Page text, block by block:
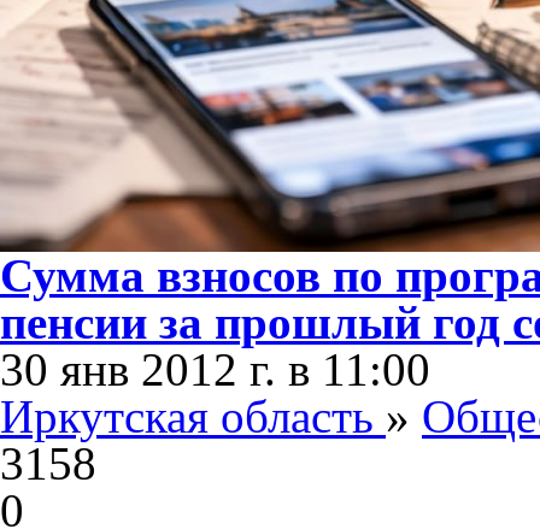
Сумма взносов по
пенсии за прошлый год
30 янв 2012 г. в 11:00
Иркутская область »
3158
0